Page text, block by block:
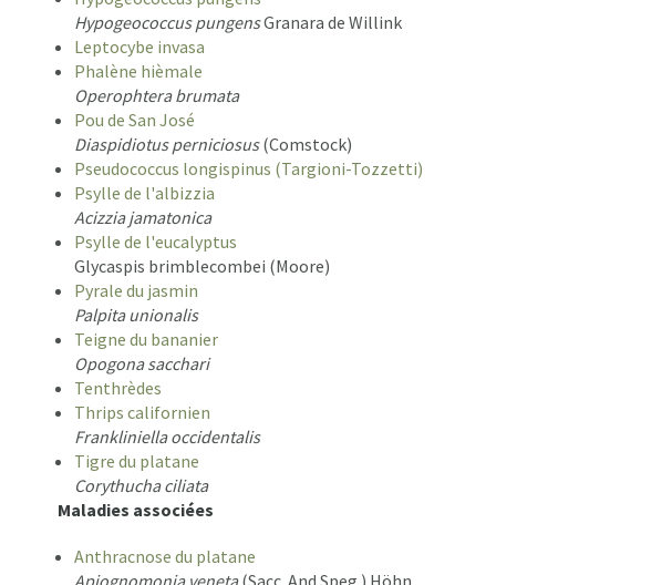
Hypogeococcus pungensGranara de Willink
Leptocybe invasa
Phalène hièmale
Operophtera brumata
Pou de San José
Diaspidiotus perniciosus(Comstock)
Pseudococcus longispinus (Targioni-Tozzetti)
Psylle de l'albizzia
Acizzia jamatonica
Psylle de l'eucalyptus
Glycaspis brimblecombei (Moore)
Pyrale du jasmin
Palpita unionalis
Teigne du bananier
Opogona sacchari
Tenthrèdes
Thrips californien
Frankliniella occidentalis
Tigre du platane
Corythucha ciliata
Maladies associées
Anthracnose du platane